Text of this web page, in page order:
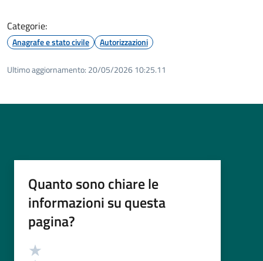
Categorie:
Anagrafe e stato civile Autorizzazioni
Ultimo aggiornamento: 20/05/2026 10:25.11
Quanto sono chiare le
informazioni su questa
pagina?
Valutazione